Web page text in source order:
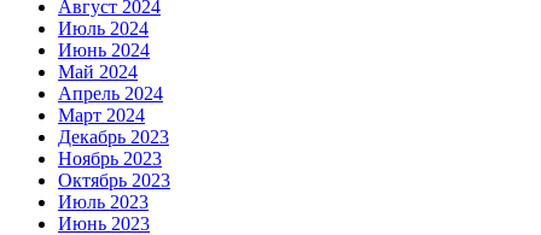
Август 2024
Июль 2024
Июнь 2024
Май 2024
Апрель 2024
Март 2024
Декабрь 2023
Ноябрь 2023
Октябрь 2023
Июль 2023
Июнь 2023